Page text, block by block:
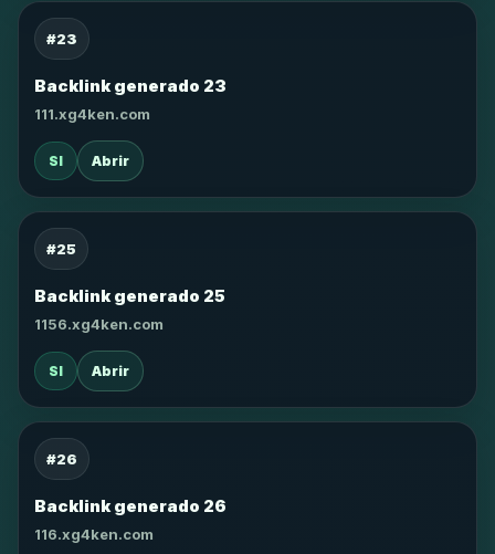
#23
Backlink generado 23
111.xg4ken.com
SI Abrir
#25
Backlink generado 25
1156.xg4ken.com
SI Abrir
#26
Backlink generado 26
116.xg4ken.com